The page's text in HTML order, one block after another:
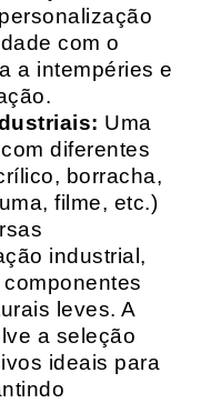
com o
a intempéries e
Uma
diferentes
borracha,
filme, etc.)
industrial,
leves. A
a seleção
ideais para